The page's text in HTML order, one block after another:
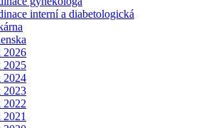
interní a diabetologická
2026
2025
2024
2023
2022
2021